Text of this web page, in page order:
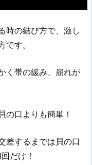
時の結び方で、激し
す。
く帯の緩み、崩れが
の口よりも簡単！
差するまでは貝の口
だけ！